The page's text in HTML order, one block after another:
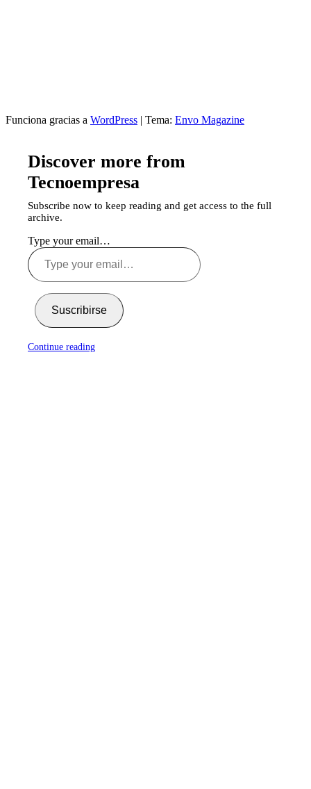
Funciona gracias a WordPress | Tema: Envo Magazine
Discover more from
Tecnoempresa
Subscribe now to keep reading and get access to the full
archive.
Type your email…
Suscribirse
Continue reading